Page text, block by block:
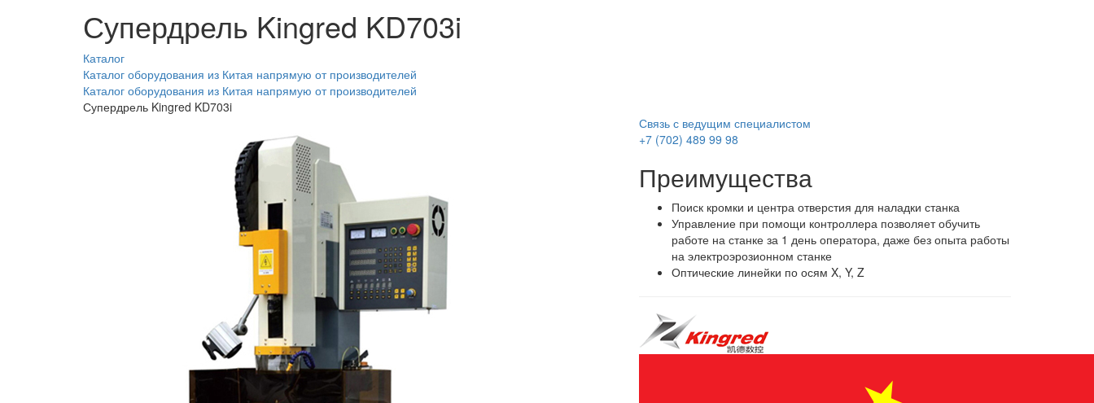
Супердрель Kingred KD703i
Каталог
Каталог оборудования из Китая напрямую от производителей
Каталог оборудования из Китая напрямую от производителей
Супердрель Kingred KD703i
Связь с ведущим специалистом
+7 (702) 489 99 98
Преимущества
Поиск кромки и центра отверстия для наладки станка
Управление при помощи контроллера позволяет обучить
работе на станке за 1 день оператора, даже без опыта работы
на электроэрозионном станке
Оптические линейки по осям X, Y, Z